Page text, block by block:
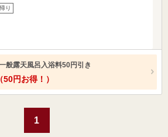
り
般露天風呂入浴料50円引き
円お得！）
1